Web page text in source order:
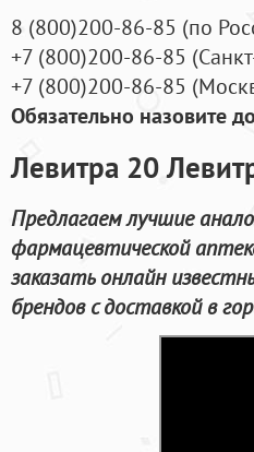
8 (800)200-86-85 (по
+7 (800)200-86-85 (
+7 (800)200-86-85 (
Обязательно назовите
Левитра 20
Предлагаем лучшие
фармацевтической
заказать онлайн
брендов с доставкой в